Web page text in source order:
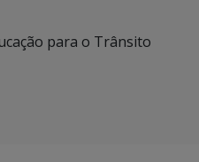
para o Trânsito